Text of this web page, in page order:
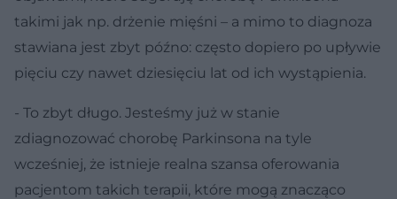
takimi jak np. drżenie mięśni – a mimo to diagnoza
stawiana jest zbyt późno: często dopiero po upływie
pięciu czy nawet dziesięciu lat od ich wystąpienia.
- To zbyt długo. Jesteśmy już w stanie
zdiagnozować chorobę Parkinsona na tyle
wcześniej, że istnieje realna szansa oferowania
pacjentom takich terapii, które mogą znacząco